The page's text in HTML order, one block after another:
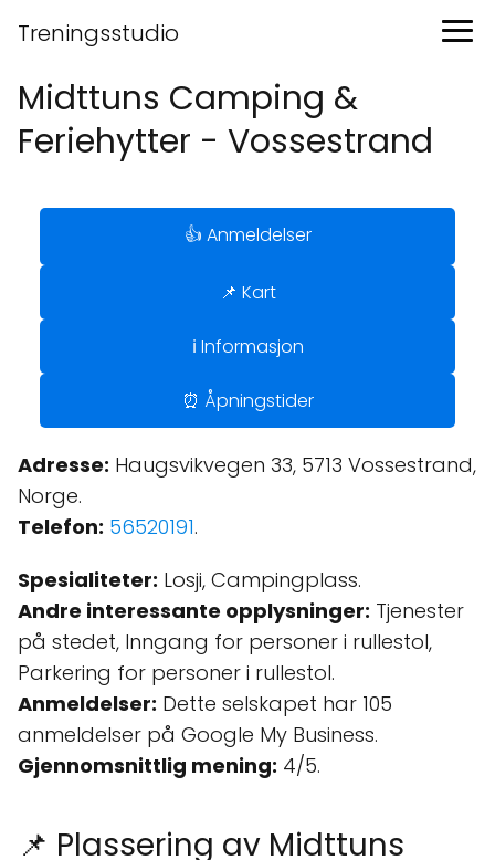
Treningsstudio
Midttuns Camping &
Feriehytter - Vossestrand
👍 Anmeldelser
📌 Kart
ℹ️ Informasjon
⏰ Åpningstider
Adresse: Haugsvikvegen 33, 5713 Vossestrand,
Norge.
Telefon: 56520191.
Spesialiteter: Losji, Campingplass.
Andre interessante opplysninger: Tjenester
på stedet, Inngang for personer i rullestol,
Parkering for personer i rullestol.
Anmeldelser: Dette selskapet har 105
anmeldelser på Google My Business.
Gjennomsnittlig mening: 4/5.
📌 Plassering av Midttuns